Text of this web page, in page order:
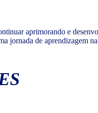
aprimorando e
jornada de aprendizagem